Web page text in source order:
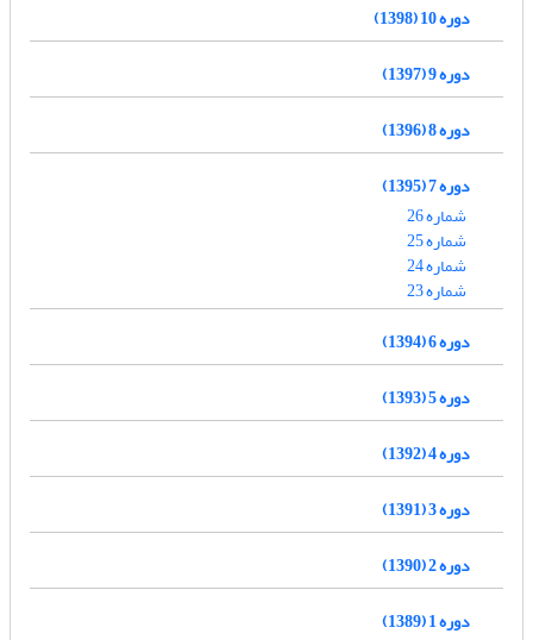
دوره 10 (1398)
دوره 9 (1397)
دوره 8 (1396)
دوره 7 (1395)
شماره 26
شماره 25
شماره 24
شماره 23
دوره 6 (1394)
دوره 5 (1393)
دوره 4 (1392)
دوره 3 (1391)
دوره 2 (1390)
دوره 1 (1389)